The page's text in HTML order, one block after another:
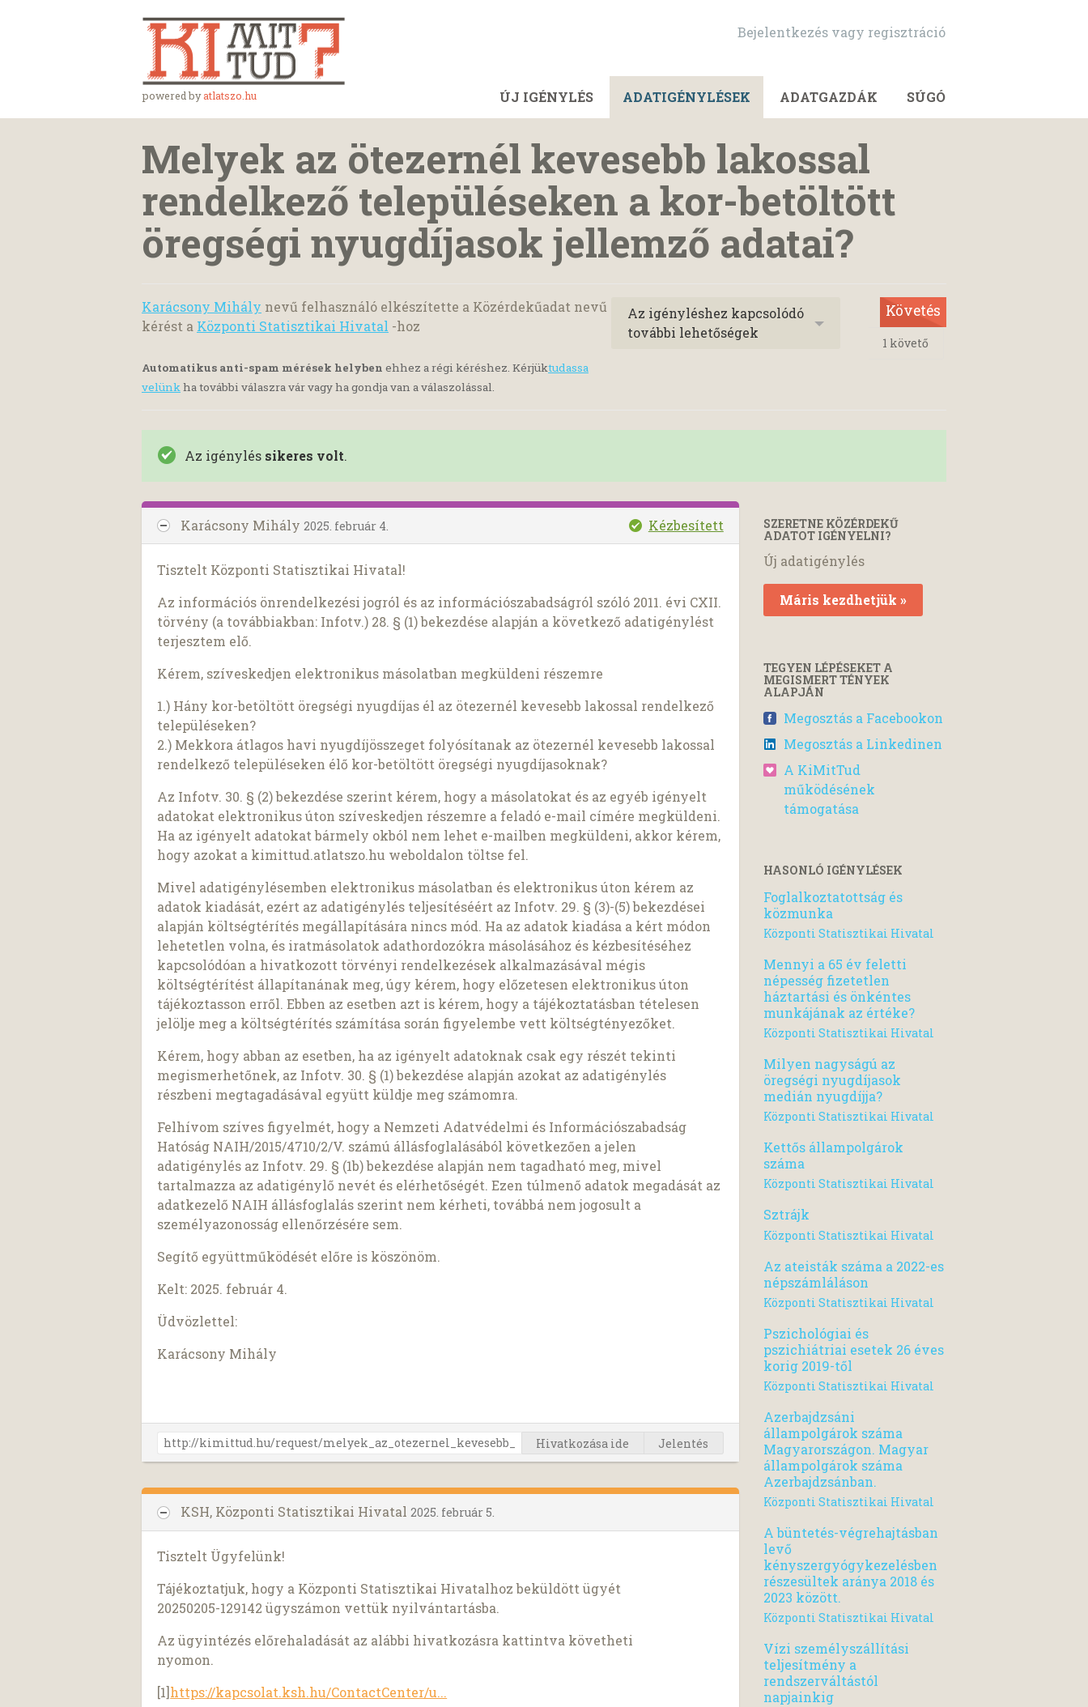
powered byatlatszo.hu
Bejelentkezés vagy regisztráció
ÚJ IGÉNYLÉS ADATIGÉNYLÉSEK ADATGAZDÁK SÚGÓ
Melyek az ötezernél kevesebb lakossal
rendelkező településeken a kor-betöltött
öregségi nyugdíjasok jellemző adatai?
Karácsony Mihály nevű felhasználó elkészítette a Közérdekűadat nevű
kérést a Központi Statisztikai Hivatal -hoz
Automatikus anti-spam mérések helyben ehhez a régi kéréshez. Kérjüktudassa
velünkha további válaszra vár vagy ha gondja van a válaszolással.
Az igényléshez kapcsolódó
további lehetőségek
Követés
1 követő
Az igénylés sikeres volt.
Karácsony Mihály 2025. február 4. Kézbesített
Tisztelt Központi Statisztikai Hivatal!
Az információs önrendelkezési jogról és az információszabadságról szóló 2011. évi CXII.
törvény (a továbbiakban: Infotv.) 28. § (1) bekezdése alapján a következő adatigénylést
terjesztem elő.
Kérem, szíveskedjen elektronikus másolatban megküldeni részemre
1.) Hány kor-betöltött öregségi nyugdíjas él az ötezernél kevesebb lakossal rendelkező
településeken?
2.) Mekkora átlagos havi nyugdíjösszeget folyósítanak az ötezernél kevesebb lakossal
rendelkező településeken élő kor-betöltött öregségi nyugdíjasoknak?
Az Infotv. 30. § (2) bekezdése szerint kérem, hogy a másolatokat és az egyéb igényelt
adatokat elektronikus úton szíveskedjen részemre a feladó e-mail címére megküldeni.
Ha az igényelt adatokat bármely okból nem lehet e-mailben megküldeni, akkor kérem,
hogy azokat a kimittud.atlatszo.hu weboldalon töltse fel.
Mivel adatigénylésemben elektronikus másolatban és elektronikus úton kérem az
adatok kiadását, ezért az adatigénylés teljesítéséért az Infotv. 29. § (3)-(5) bekezdései
alapján költségtérítés megállapítására nincs mód. Ha az adatok kiadása a kért módon
lehetetlen volna, és iratmásolatok adathordozókra másolásához és kézbesítéséhez
kapcsolódóan a hivatkozott törvényi rendelkezések alkalmazásával mégis
költségtérítést állapítanának meg, úgy kérem, hogy előzetesen elektronikus úton
tájékoztasson erről. Ebben az esetben azt is kérem, hogy a tájékoztatásban tételesen
jelölje meg a költségtérítés számítása során figyelembe vett költségtényezőket.
Kérem, hogy abban az esetben, ha az igényelt adatoknak csak egy részét tekinti
megismerhetőnek, az Infotv. 30. § (1) bekezdése alapján azokat az adatigénylés
részbeni megtagadásával együtt küldje meg számomra.
Felhívom szíves figyelmét, hogy a Nemzeti Adatvédelmi és Információszabadság
Hatóság NAIH/2015/4710/2/V. számú állásfoglalásából következően a jelen
adatigénylés az Infotv. 29. § (1b) bekezdése alapján nem tagadható meg, mivel
tartalmazza az adatigénylő nevét és elérhetőségét. Ezen túlmenő adatok megadását az
adatkezelő NAIH állásfoglalás szerint nem kérheti, továbbá nem jogosult a
személyazonosság ellenőrzésére sem.
Segítő együttműködését előre is köszönöm.
Kelt: 2025. február 4.
Üdvözlettel:
Karácsony Mihály
Hivatkozása ide Jelentés
KSH, Központi Statisztikai Hivatal 2025. február 5.
Tisztelt Ügyfelünk!
Tájékoztatjuk, hogy a Központi Statisztikai Hivatalhoz beküldött ügyét
20250205-129142 ügyszámon vettük nyilvántartásba.
Az ügyintézés előrehaladását az alábbi hivatkozásra kattintva követheti
nyomon.
[1]https://kapcsolat.ksh.hu/ContactCenter/u...
SZERETNE KÖZÉRDEKŰ
ADATOT IGÉNYELNI?
Új adatigénylés
Máris kezdhetjük »
TEGYEN LÉPÉSEKET A
MEGISMERT TÉNYEK
ALAPJÁN
Megosztás a Facebookon
Megosztás a Linkedinen
A KiMitTud
működésének
támogatása
HASONLÓ IGÉNYLÉSEK
Foglalkoztatottság és
közmunka
Központi Statisztikai Hivatal
Mennyi a 65 év feletti
népesség fizetetlen
háztartási és önkéntes
munkájának az értéke?
Központi Statisztikai Hivatal
Milyen nagyságú az
öregségi nyugdíjasok
medián nyugdíjja?
Központi Statisztikai Hivatal
Kettős állampolgárok
száma
Központi Statisztikai Hivatal
Sztrájk
Központi Statisztikai Hivatal
Az ateisták száma a 2022-es
népszámláláson
Központi Statisztikai Hivatal
Pszichológiai és
pszichiátriai esetek 26 éves
korig 2019-től
Központi Statisztikai Hivatal
Azerbajdzsáni
állampolgárok száma
Magyarországon. Magyar
állampolgárok száma
Azerbajdzsánban.
Központi Statisztikai Hivatal
A büntetés-végrehajtásban
levő
kényszergyógykezelésben
részesültek aránya 2018 és
2023 között.
Központi Statisztikai Hivatal
Vízi személyszállítási
teljesítmény a
rendszerváltástól
napjainkig